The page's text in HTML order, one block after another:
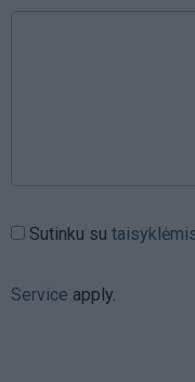
Sutinku su
Service apply.